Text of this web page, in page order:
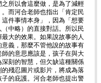
所以會這麼做，是為了減輕
而河合老師也指出「肯定民
件事情本身」，因為「想要
中略）的直接對話。所以民
大的效果。如果說故事的人
義，那麼不管他說的故事有
的意思應該是，孩子在與大
刻的智慧，但欠缺這種關係
殘忍圖片或影片，將成為落
的庇護。河合老師也提出警